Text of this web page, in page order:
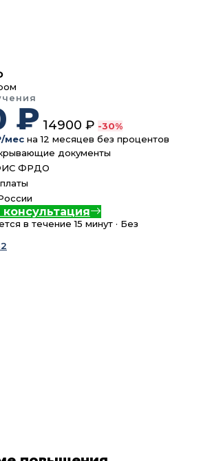
₽ 14900 ₽ -30%
мес на 12 месяцев без процентов
документы
ФРДО
в течение 15 минут · Без